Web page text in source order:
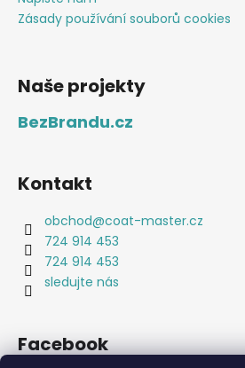
Zásady používání souborů cookies
Naše projekty
BezBrandu.cz
Kontakt
obchod@coat-master.cz
724 914 453
724 914 453
sledujte nás
Facebook